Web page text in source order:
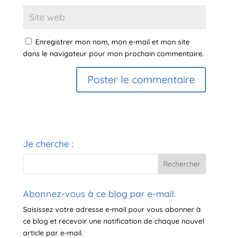
Enregistrer mon nom, mon e-mail et mon site
dans le navigateur pour mon prochain commentaire.
r
n
i
e
Je cherche :
Abonnez-vous à ce blog par e-mail.
Saisissez votre adresse e-mail pour vous abonner à
ce blog et recevoir une notification de chaque nouvel
article par e-mail.